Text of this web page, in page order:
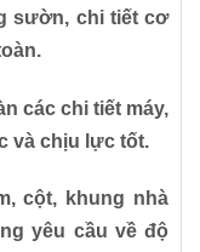
sườn, chi tiết cơ
các chi tiết máy,
và chịu lực tốt.
cột, khung nhà
yêu cầu về độ